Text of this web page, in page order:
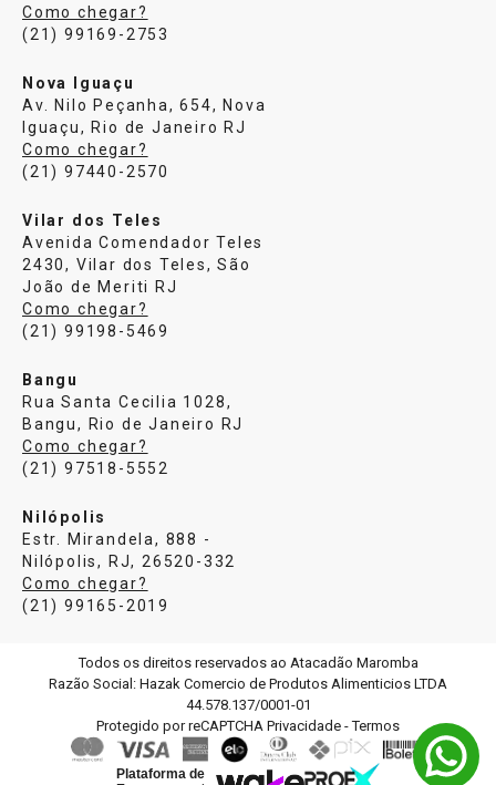
Como chegar?
(21) 99169-2753
Nova Iguaçu
Av. Nilo Peçanha, 654, Nova
Iguaçu, Rio de Janeiro RJ
Como chegar?
(21) 97440-2570
Vilar dos Teles
Avenida Comendador Teles
2430, Vilar dos Teles, São
João de Meriti RJ
Como chegar?
(21) 99198-5469
Bangu
Rua Santa Cecilia 1028,
Bangu, Rio de Janeiro RJ
Como chegar?
(21) 97518-5552
Nilópolis
Estr. Mirandela, 888 -
Nilópolis, RJ, 26520-332
Como chegar?
(21) 99165-2019
Todos os direitos reservados ao Atacadão Maromba
Razão Social: Hazak Comercio de Produtos Alimenticios LTDA
44.578.137/0001-01
Protegido por reCAPTCHA Privacidade -Termos
Plataforma de